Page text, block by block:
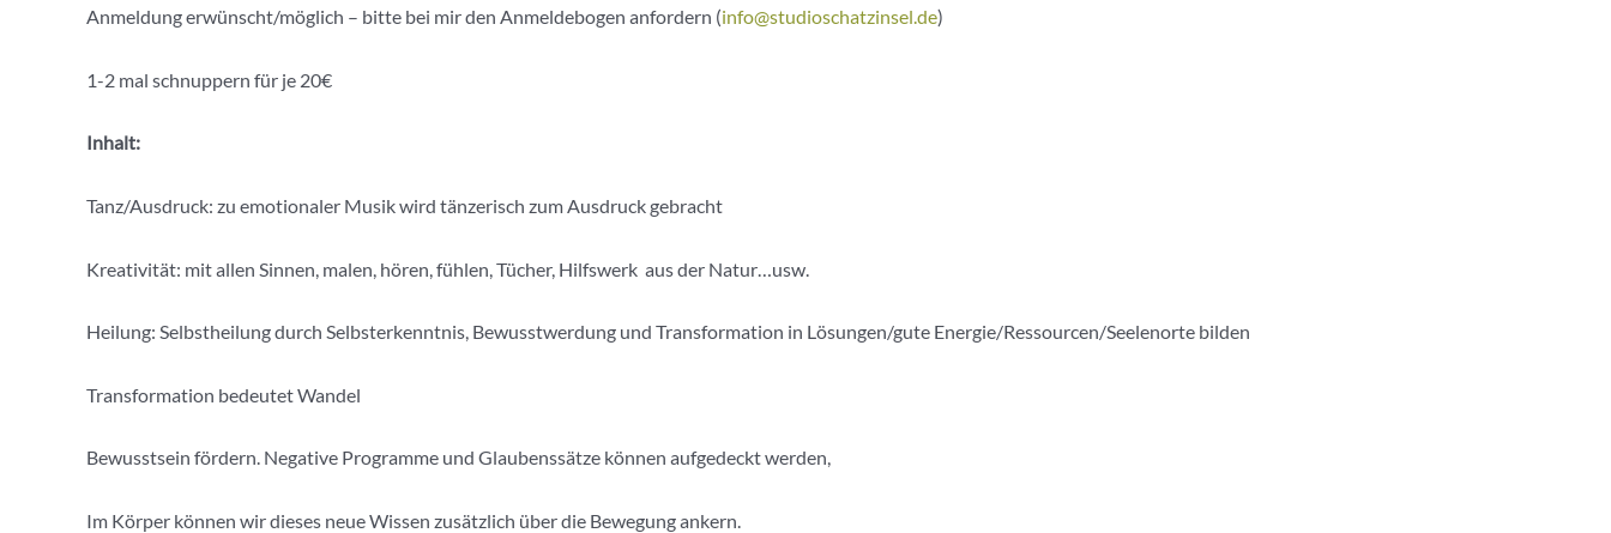
Anmeldung erwünscht/möglich – bitte bei mir den Anmeldebogen anfordern (info@studioschatzinsel.de)
1-2 mal schnuppern für je 20€
Inhalt:
Tanz/Ausdruck: zu emotionaler Musik wird tänzerisch zum Ausdruck gebracht
Kreativität: mit allen Sinnen, malen, hören, fühlen, Tücher, Hilfswerk aus der Natur…usw.
Heilung: Selbstheilung durch Selbsterkenntnis, Bewusstwerdung und Transformation in Lösungen/gute Energie/Ressourcen/Seelenorte bilden
Transformation bedeutet Wandel
Bewusstsein fördern. Negative Programme und Glaubenssätze können aufgedeckt werden,
Im Körper können wir dieses neue Wissen zusätzlich über die Bewegung ankern.